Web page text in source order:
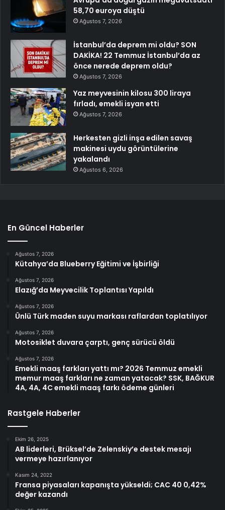
58,70 euroya düştü
Ağustos 7, 2026
İstanbul’da deprem mi oldu? SON
DAKİKA! 22 Temmuz İstanbul’da az
önce nerede deprem oldu?
Ağustos 7, 2026
Yaz meyvesinin kilosu 300 liraya
fırladı, emekli isyan etti
Ağustos 7, 2026
Herkesten gizli inşa edilen savaş
makinesi uydu görüntülerine
yakalandı
Ağustos 6, 2026
En Güncel Haberler
Ağustos 7, 2026
Kütahya’da Blueberry Eğitimi ve İşbirliği
Ağustos 7, 2026
Elazığ’da Meyvecilik Toplantısı Yapıldı
Ağustos 7, 2026
Ünlü Türk maden suyu markası raflardan toplatılıyor
Ağustos 7, 2026
Motosiklet duvara çarptı, genç sürücü öldü
Ağustos 7, 2026
Emekli maaş farkları yattı mı? 2026 Temmuz emekli
memur maaş farkları ne zaman yatacak? SSK, BAĞKUR
4A, 4A, 4C emekli maaş farkı ödeme günleri
Rastgele Haberler
Ekim 26, 2025
AB liderleri, Brüksel’de Zelenskiy’e destek mesajı
vermeye hazırlanıyor
Kasım 24, 2022
Fransa piyasaları kapanışta yükseldi; CAC 40 0,42%
değer kazandı